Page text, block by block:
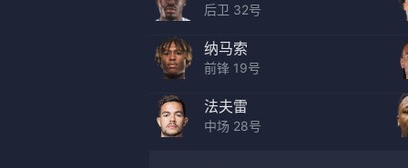
后卫 32号
纳马索
前锋 19号
法夫雷
中场 28号